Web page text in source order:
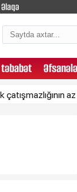
Əlaqə
az bilinən